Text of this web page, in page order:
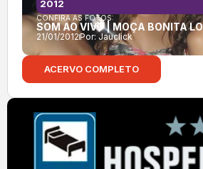
CONFIRA AS FOTOS:
SOM AO VIVO | MOÇA BONITA
21/01/2012Por:Jauclick
2012
ACERVO COMPLETO